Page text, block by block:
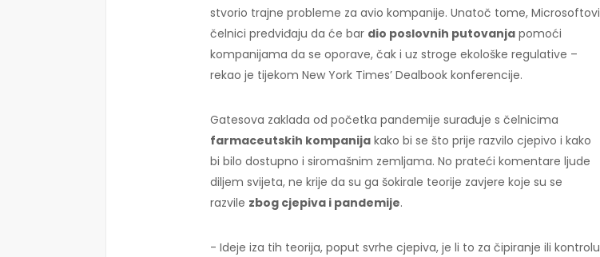
stvorio trajne probleme za avio kompanije. Unatoč tome, Microsoftovi
čelnici predviđaju da će bar dio poslovnih putovanja pomoći
kompanijama da se oporave, čak i uz stroge ekološke regulative –
rekao je tijekom New York Times’ Dealbook konferencije.
Gatesova zaklada od početka pandemije surađuje s čelnicima
farmaceutskih kompanija kako bi se što prije razvilo cjepivo i kako
bi bilo dostupno i siromašnim zemljama. No prateći komentare ljude
diljem svijeta, ne krije da su ga šokirale teorije zavjere koje su se
razvile zbog cjepiva i pandemije.
- Ideje iza tih teorija, poput svrhe cjepiva, je li to za čipiranje ili kontrolu